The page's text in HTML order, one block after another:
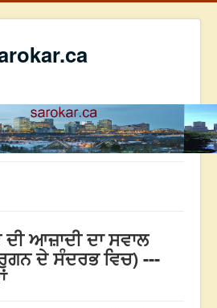
ਆਜ਼ਾਦੀ ਦਾ ਸਵਾਲ
ਦੇ ਸੰਦਰਭ ਵਿਚ) ---